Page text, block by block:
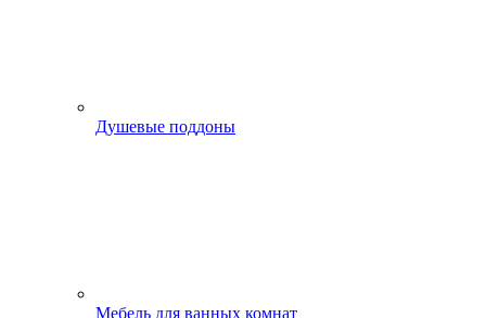
Душевые поддоны
Мебель для ванных комнат